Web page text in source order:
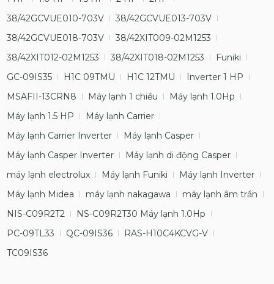
38/42GCVUE010-703V
38/42GCVUE013-703V
38/42GCVUE018-703V
38/42XIT009-02M1253
38/42XIT012-02M1253
38/42XIT018-02M1253
Funiki
GC-09IS35
H1C 09TMU H1C 12TMU
Inverter 1 HP
MSAFII-13CRN8
Máy lạnh 1 chiều
Máy lạnh 1.0Hp
Máy lạnh 1.5 HP
Máy lạnh Carrier
Máy lạnh Carrier Inverter
Máy lạnh Casper
Máy lạnh Casper Inverter
Máy lạnh di động Casper
máy lạnh electrolux
Máy lạnh Funiki
Máy lạnh Inverter
Máy lạnh Midea
máy lạnh nakagawa
máy lạnh âm trần
NIS-C09R2T2
NS-C09R2T30 Máy lạnh 1.0Hp
PC-09TL33
QC-09IS36
RAS-H10C4KCVG-V
TC09IS36